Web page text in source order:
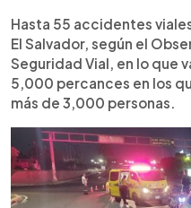
Hasta 55 accidentes
El Salvador, según el
Seguridad Vial, en lo que
5,000 percances en los
más de 3,000 personas.